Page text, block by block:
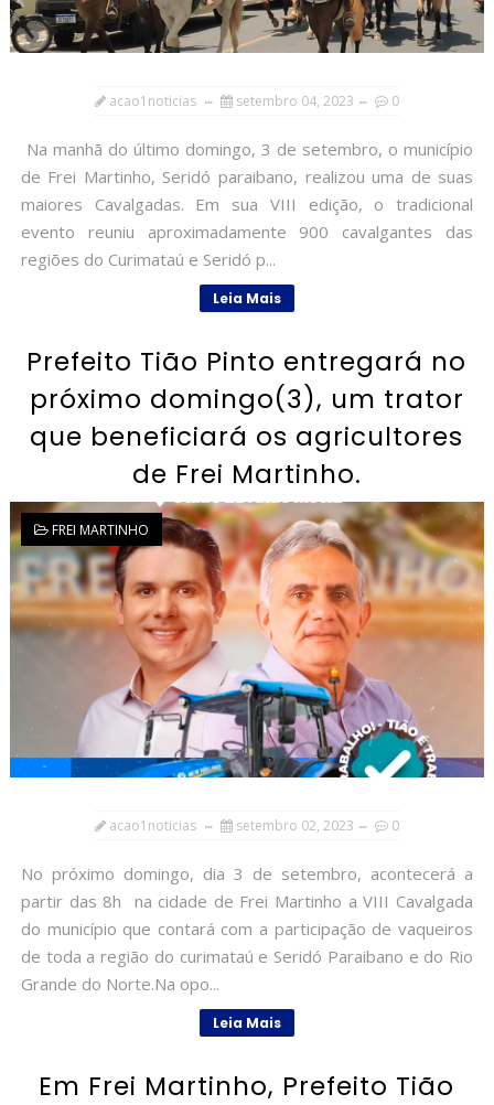
acao1noticias setembro 04, 2023 0
Na manhã do último domingo, 3 de setembro, o município
de Frei Martinho, Seridó paraibano, realizou uma de suas
maiores Cavalgadas. Em sua VIII edição, o tradicional
evento reuniu aproximadamente 900 cavalgantes das
regiões do Curimataú e Seridó p...
Leia Mais
Prefeito Tião Pinto entregará no
próximo domingo(3), um trator
que beneficiará os agricultores
de Frei Martinho.
FREI MARTINHO
acao1noticias setembro 02, 2023 0
No próximo domingo, dia 3 de setembro, acontecerá a
partir das 8h na cidade de Frei Martinho a VIII Cavalgada
do município que contará com a participação de vaqueiros
de toda a região do curimataú e Seridó Paraibano e do Rio
Grande do Norte.Na opo...
Leia Mais
Em Frei Martinho, Prefeito Tião